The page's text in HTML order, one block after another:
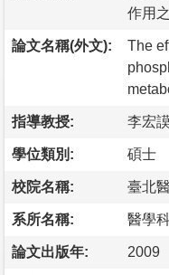
作用
論文名稱(外文):
The
指導教授: 李宏
學位類別: 碩士
校院名稱: 臺北
系所名稱: 醫學
論文出版年: 2009